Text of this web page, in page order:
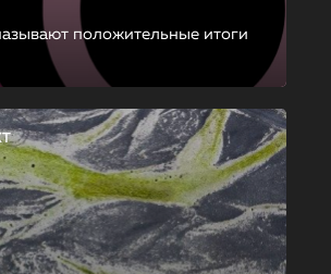
положительные итоги